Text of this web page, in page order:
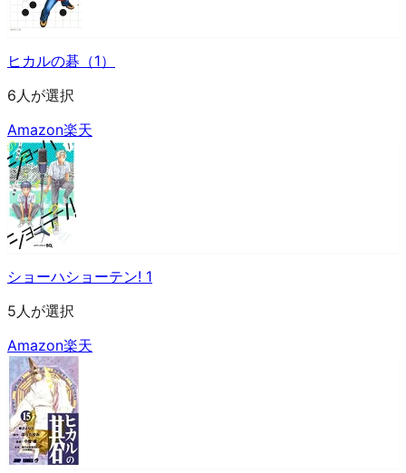
ヒカルの碁（1）
6人が選択
Amazon楽天
ショーハショーテン! 1
5人が選択
Amazon楽天